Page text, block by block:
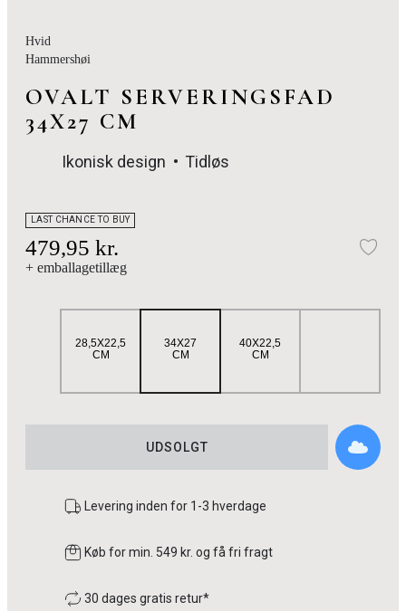
Hvid
Hammershøi
OVALT SERVERINGSFAD
34X27 CM
Ikonisk design Tidløs
LAST CHANCE TO BUY
479,95 kr.
+ emballagetillæg
28,5X22,5
CM
34X27
CM
40X22,5
CM
UDSOLGT
Levering inden for 1-3 hverdage
Køb for min. 549 kr. og få fri fragt
30 dages gratis retur*